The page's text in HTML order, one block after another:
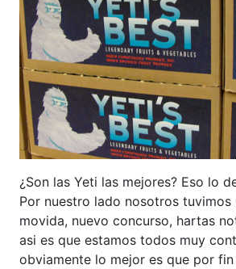
¿Son las Yeti las mejores? Eso lo
Por nuestro lado nosotros tuvimos
movida, nuevo concurso, hartas
asi es que estamos todos muy
obviamente lo mejor es que por fin